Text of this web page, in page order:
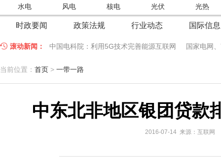
水电
风电 核电 光伏 光热
时政要闻 政策法规 行业动态 国际信息
滚动新闻： 中国电科院：利用5G技术完善能源互联网 国家电网
江苏车牛山岛智能微电网验收投运
因储能而智慧，为储能而创新——第五届国际储能峰会
低温冷凝技术助力大气污染防治，打造清洁型绿色工业
当前位置： 首页 > 一带一路
中东北非地区银团贷款
2016-07-14 来源：互联网